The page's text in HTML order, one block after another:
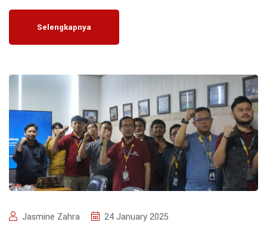
Selengkapnya
Jasmine Zahra 24 January 2025